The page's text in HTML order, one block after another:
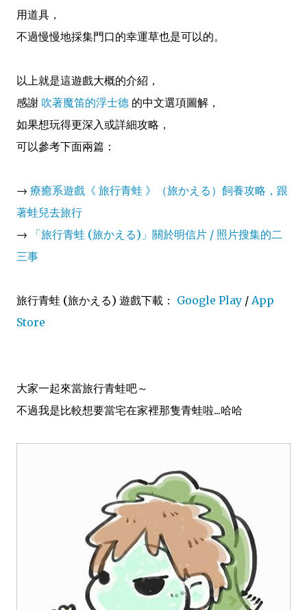
用道具，
不過慢慢地採集門口的幸運草也是可以的。
以上就是這遊戲大概的介紹，
感謝 吹著魔笛的浮士德 的中文選項圖解，
如果想玩得更深入或詳細攻略，
可以參考下面兩篇：
→ 療癒系遊戲《 旅行青蛙 》（旅かえる）飼養攻略，跟
著蛙兒去旅行
→
「旅行青蛙 (旅かえる)」關於明信片 / 照片搜集的二
三事
旅行青蛙 (旅かえる) 遊戲下載： Google Play / App
Store
大家一起來當旅行青蛙吧～
不過我是比較想要當宅在家裡那隻青蛙啦...哈哈